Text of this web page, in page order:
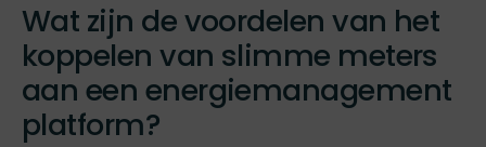
Wat zijn de voordelen van het
koppelen van slimme meters
aan een energiemanagement
platform?